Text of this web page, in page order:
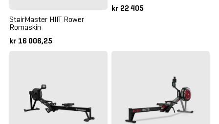
StairMaster HIIT Rower
Romaskin
kr 16 006,25
kr 22 405